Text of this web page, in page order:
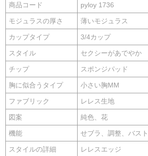
商品コード pyloy 1736
モジュラスの厚さ 薄いモジュラス
カップタイプ 3/4カップ
スタイル セクシーがあでやか
チップ スポンジパッド
胸に似合うタイプ 小さい胸MM
ファブリック レレス生地
図案 純色、花
機能 せブラ、調整、バス
スタイルの詳細 レレスエッジ